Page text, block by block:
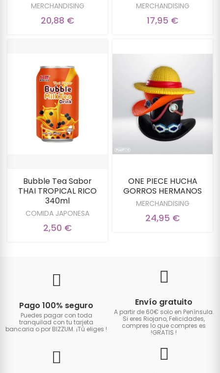
MERCHANDISING
20,88 €
MERCHANDISING
17,95 €
Bubble Tea Sabor
THAI TROPICAL RICO
340ml
COMIDA JAPONESA
2,50 €
ONE PIECE HUCHA
GORROS HERMANOS
MERCHANDISING
24,95 €
Pago 100% seguro
Puedes pagar con toda
tranquilad con tu tarjeta
bancaria o por BIZZUM. ¡Tú eliges !
Envío gratuito
A partir de 60€ solo en Península.
Si eres Riojano, Felicidades,
compres lo que compres es
!GRATIS !